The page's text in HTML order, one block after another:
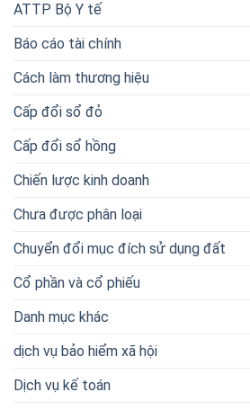
ATTP Bộ Y tế
Báo cáo tài chính
Cách làm thương hiệu
Cấp đổi sổ đỏ
Cấp đổi sổ hồng
Chiến lược kinh doanh
Chưa được phân loại
Chuyển đổi mục đích sử dụng đất
Cổ phần và cổ phiếu
Danh mục khác
dịch vụ bảo hiểm xã hội
Dịch vụ kế toán